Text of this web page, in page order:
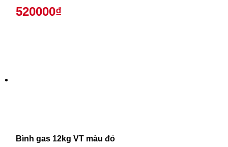
520000₫
Bình gas 12kg VT màu đỏ